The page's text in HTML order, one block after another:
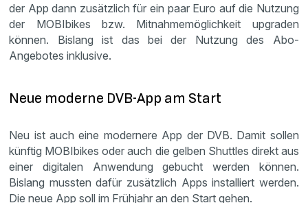
der App dann zusätzlich für ein paar Euro auf die Nutzung
der MOBIbikes bzw. Mitnahmemöglichkeit upgraden
können. Bislang ist das bei der Nutzung des Abo-
Angebotes inklusive.
Neue moderne DVB-App am Start
Neu ist auch eine modernere App der DVB. Damit sollen
künftig MOBIbikes oder auch die gelben Shuttles direkt aus
einer digitalen Anwendung gebucht werden können.
Bislang mussten dafür zusätzlich Apps installiert werden.
Die neue App soll im Frühjahr an den Start gehen.